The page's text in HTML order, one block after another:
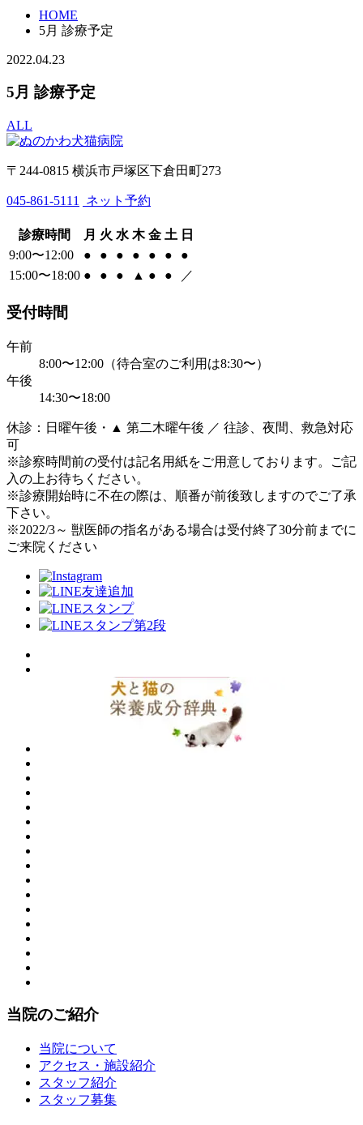
HOME
5月 診療予定
2022.04.23
5月 診療予定
ALL
〒244-0815 横浜市戸塚区下倉田町273
045-861-5111 ネット予約
診療時間 月 火 水 木 金 土 日
9:00〜12:00
● ● ● ● ● ●
●
15:00〜18:00 ● ● ● ▲ ● ● ／
受付時間
午前
8:00〜12:00（待合室のご利用は8:30〜）
午後
14:30〜18:00
休診：日曜午後・▲ 第二木曜午後 ／ 往診、夜間、救急対応
可
※診察時間前の受付は記名用紙をご用意しております。ご記
入の上お待ちください。
※診療開始時に不在の際は、順番が前後致しますのでご了承
下さい。
※2022/3～ 獣医師の指名がある場合は受付終了30分前までに
ご来院ください
当院のご紹介
当院について
アクセス・施設紹介
スタッフ紹介
スタッフ募集